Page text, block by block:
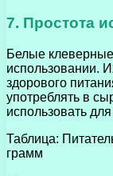
7. Простота
Белые
использовании.
здорового
употреблять в
использовать
Таблица:
грамм